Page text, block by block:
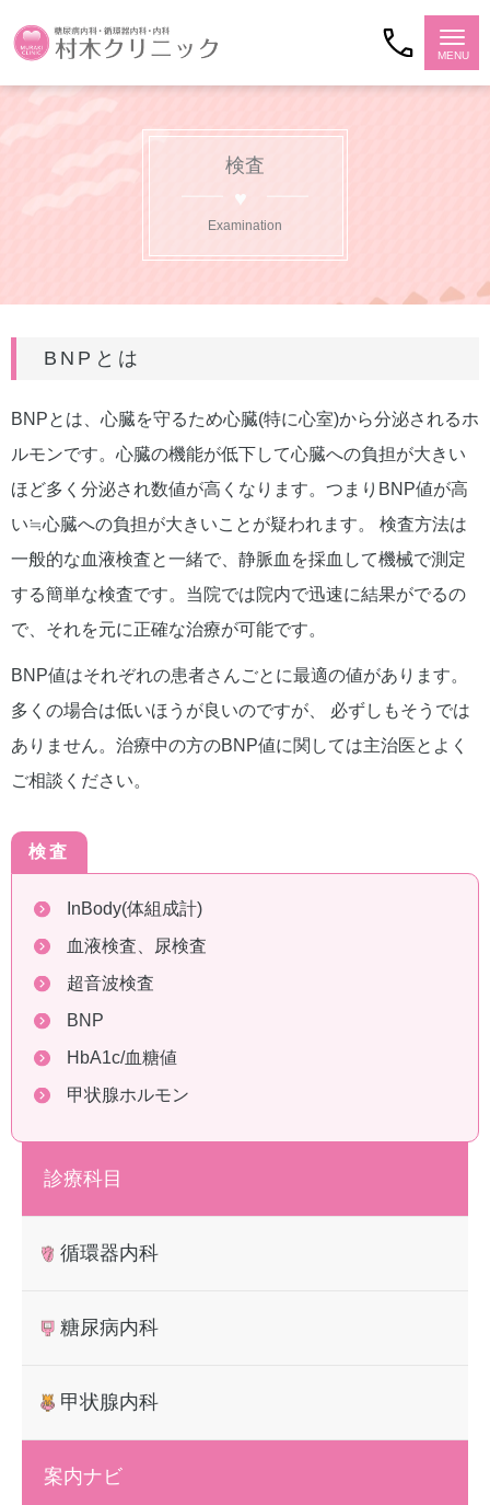
検査
Examination
BNPとは
BNPとは、心臓を守るため心臓(特に心室)から分泌されるホ
ルモンです。心臓の機能が低下して心臓への負担が大きい
ほど多く分泌され数値が高くなります。つまりBNP値が高
い≒心臓への負担が大きいことが疑われます。 検査方法は
一般的な血液検査と一緒で、静脈血を採血して機械で測定
する簡単な検査です。当院では院内で迅速に結果がでるの
で、それを元に正確な治療が可能です。
BNP値はそれぞれの患者さんごとに最適の値があります。
多くの場合は低いほうが良いのですが、 必ずしもそうでは
ありません。治療中の方のBNP値に関しては主治医とよく
ご相談ください。
検査
InBody(体組成計)
血液検査、尿検査
超音波検査
BNP
HbA1c/血糖値
甲状腺ホルモン
診療科目
循環器内科
糖尿病内科
甲状腺内科
案内ナビ